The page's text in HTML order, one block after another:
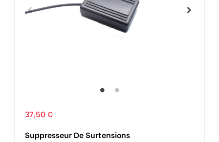
37,50 €
Suppresseur De Surtensions